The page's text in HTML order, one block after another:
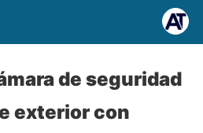
de seguridad
exterior con